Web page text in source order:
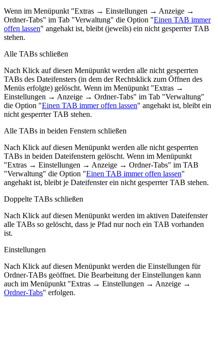
Wenn im Menüpunkt "Extras → Einstellungen → Anzeige →
Ordner-Tabs" im Tab "Verwaltung" die Option "Einen TAB immer
offen lassen" angehakt ist, bleibt (jeweils) ein nicht gesperrter TAB
stehen.
Alle TABs schließen
Nach Klick auf diesen Menüpunkt werden alle nicht gesperrten
TABs des Dateifensters (in dem der Rechtsklick zum Öffnen des
Menüs erfolgte) gelöscht. Wenn im Menüpunkt "Extras →
Einstellungen → Anzeige → Ordner-Tabs" im Tab "Verwaltung"
die Option "Einen TAB immer offen lassen" angehakt ist, bleibt ein
nicht gesperrter TAB stehen.
Alle TABs in beiden Fenstern schließen
Nach Klick auf diesen Menüpunkt werden alle nicht gesperrten
TABs in beiden Dateifenstern gelöscht. Wenn im Menüpunkt
"Extras → Einstellungen → Anzeige → Ordner-Tabs" im TAB
"Verwaltung" die Option "Einen TAB immer offen lassen"
angehakt ist, bleibt je Dateifenster ein nicht gesperrter TAB stehen.
Doppelte TABs schließen
Nach Klick auf diesen Menüpunkt werden im aktiven Dateifenster
alle TABs so gelöscht, dass je Pfad nur noch ein TAB vorhanden
ist.
Einstellungen
Nach Klick auf diesen Menüpunkt werden die Einstellungen für
Ordner-TABs geöffnet. Die Bearbeitung der Einstellungen kann
auch im Menüpunkt "Extras → Einstellungen → Anzeige →
Ordner-Tabs" erfolgen.